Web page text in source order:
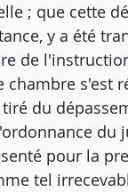
; que cette
y a été
de
s'est
du
du
pour la
tel